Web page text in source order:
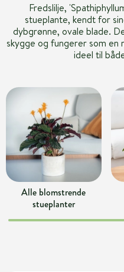
Fredslilje,
stueplante, kendt for
dybgrønne, ovale blade.
skygge og fungerer som en
ideel til
Alle blomstrende
stueplanter